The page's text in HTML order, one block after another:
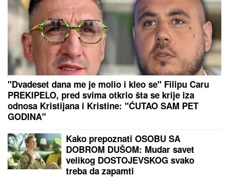
"Dvadeset dana me je molio i kleo se" Filipu Caru
PREKIPELO, pred svima otkrio šta se krije iza
odnosa Kristijana i Kristine: "ĆUTAO SAM PET
GODINA"
Kako prepoznati OSOBU SA
DOBROM DUŠOM: Mudar savet
velikog DOSTOJEVSKOG svako
treba da zapamti